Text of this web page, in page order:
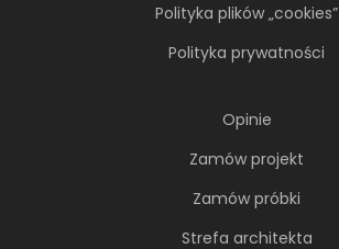
Polityka plików „cookies”
Polityka prywatności
Opinie
Zamów projekt
Zamów próbki
Strefa architekta